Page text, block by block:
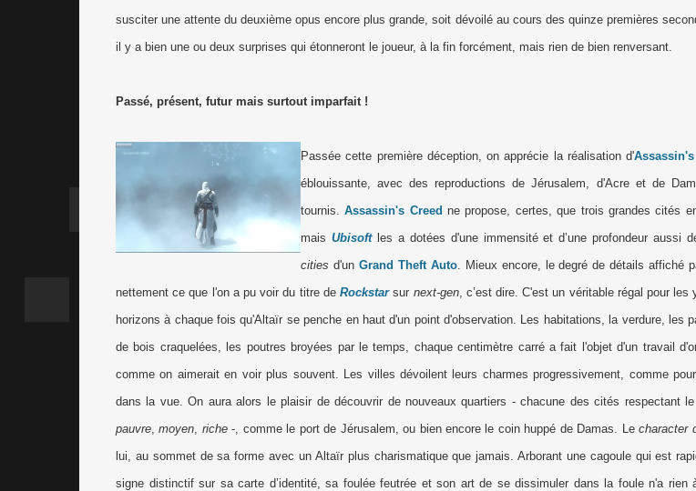
susciter une attente du deuxième opus encore plus grande, soit dévoilé au cours des quinze premières
il y a bien une ou deux surprises qui étonneront le joueur, à la fin forcément, mais rien de bien renversant.
Passé, présent, futur mais surtout imparfait !
Passée cette première déception, on apprécie la réalisation d'Assassin's
éblouissante, avec des reproductions de Jérusalem, d'Acre et de
tournis.Assassin's Creed ne propose, certes, que trois grandes cités
mais Ubisoftles a dotées d'une immensité et d’une profondeur aussi
cities d'un Grand Theft Auto. Mieux encore, le degré de détails affiché
nettement ce que l'on a pu voir du titre deRockstarsur next-gen, c’est dire. C'est un véritable régal pour les
horizons à chaque fois qu'Altaïr se penche en haut d'un point d'observation. Les habitations, la verdure, les
de bois craquelées, les poutres broyées par le temps, chaque centimètre carré a fait l'objet d'un travail
comme on aimerait en voir plus souvent. Les villes dévoilent leurs charmes progressivement, comme
dans la vue. On aura alors le plaisir de découvrir de nouveaux quartiers - chacune des cités respectant
pauvre,moyen, riche-, comme le port de Jérusalem, ou bien encore le coin huppé de Damas. Lecharacter
lui, au sommet de sa forme avec un Altaïr plus charismatique que jamais. Arborant une cagoule qui est
signe distinctif sur sa carte d’identité, sa foulée feutrée et son art de se dissimuler dans la foule n'a rien